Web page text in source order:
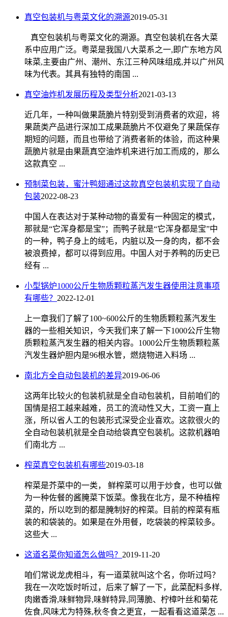
真空包装机与粤菜文化的溯源2019-05-31
真空包装机与粤菜文化的溯源。真空包装机在各大菜
系中应用广泛。粤菜是我国八大菜系之一,即广东地方风
味菜,主要由广州、潮州、东江三种风味组成,并以广州风
味为代表。其具有独特的南国 ...
真空油炸机发展历程及类型分析2021-03-13
近几年，一种叫做果蔬脆片特别受到消费者的欢迎，将
果蔬类产品进行深加工成果蔬脆片不仅避免了果蔬保存
期短的问题，而且也带给了消费者新的体验，而这种果
蔬脆片就是由果蔬真空油炸机来进行加工而成的，那么
这款真空 ...
预制菜包装，蜜汁鸭翅通过这款真空包装机实现了自动
包装2022-08-23
中国人在表达对于某种动物的喜爱有一种固定的模式，
那就是“它浑身都是宝”；而鸭子就是“它浑身都是宝”中
的一种，鸭子身上的绒毛，内脏以及一身的肉，都不会
被浪费掉，都可以得到应用。中国人对于养鸭的历史已
经有 ...
小型锅炉1000公斤生物质颗粒蒸汽发生器使用注意事项
有哪些？ 2022-12-01
上一章我们了解了100~600公斤的生物质颗粒蒸汽发生
器的一些相关知识，今天我们来了解一下1000公斤生物
质颗粒蒸汽发生器的相关内容。1000公斤生物质颗粒蒸
汽发生器炉胆内是96根水管，燃烧物进入料场 ...
南北方全自动包装机的差异2019-06-06
这两年比较火的包装机就是全自动包装机，目前咱们的
国情是招工越来越难，员工的流动性又大，工资一直上
涨，所以省人工的包装形式深受企业喜欢。这款很火的
全自动包装机就是全自动给袋真空包装机。这款机器咱
们南北方 ...
榨菜真空包装机有哪些2019-03-18
榨菜是芥菜中的一类， 鲜榨菜可以用于炒食，也可以做
为一种佐餐的酱腌菜下饭菜。像我在北方，是不种植榨
菜的，所以吃到的都是腌制好的榨菜。目前的榨菜有瓶
装的和袋装的。如果是在外用餐，吃袋装的榨菜较多。
这些大 ...
这道名菜你知道怎么做吗？ 2019-11-20
咱们常说龙虎相斗，有一道菜就叫这个名，你听过吗？
我在一次吃饭时听过，后来了解了一下，此菜配料多样,
肉嫩香滑,味鲜物异,味鲜特异,同薄脆、柠樟叶丝和菊花
佐食,风味尤为特殊,秋冬食之更宜，一起看看这道菜怎 ...